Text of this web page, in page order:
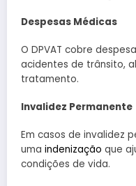
Despesas Médicas
O DPVAT cobre
acidentes de trânsito,
tratamento.
Invalidez Permanente
Em casos de invalidez
uma indenização que
condições de vida.